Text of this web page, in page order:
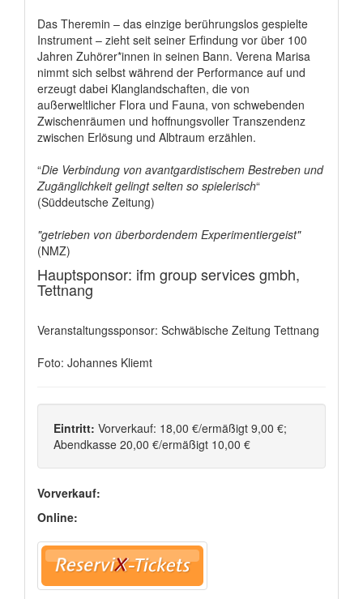
Das Theremin – das einzige berührungslos gespielte
Instrument – zieht seit seiner Erfindung vor über 100
Jahren Zuhörer*innen in seinen Bann. Verena Marisa
nimmt sich selbst während der Performance auf und
erzeugt dabei Klanglandschaften, die von
außerweltlicher Flora und Fauna, von schwebenden
Zwischenräumen und hoffnungsvoller Transzendenz
zwischen Erlösung und Albtraum erzählen.
“Die Verbindung von avantgardistischem Bestreben und
Zugänglichkeit gelingt selten so spielerisch“
(Süddeutsche Zeitung)
"getrieben von überbordendem Experimentiergeist"
(NMZ)
Hauptsponsor: ifm group services gmbh,
Tettnang
Veranstaltungssponsor: Schwäbische Zeitung Tettnang
Foto: Johannes Kliemt
Eintritt: Vorverkauf: 18,00 €/ermäßigt 9,00 €;
Abendkasse 20,00 €/ermäßigt 10,00 €
Vorverkauf:
Online: